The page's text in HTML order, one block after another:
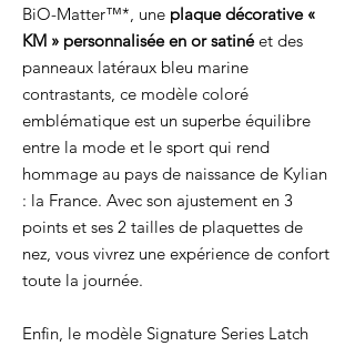
BiO-Matter™*, une plaque décorative «
KM » personnalisée en or satinéet des
panneaux latéraux bleu marine
contrastants, ce modèle coloré
emblématique est un superbe équilibre
entre la mode et le sport qui rend
hommage au pays de naissance de Kylian
: la France. Avec son ajustement en 3
points et ses 2 tailles de plaquettes de
nez, vous vivrez une expérience de confort
toute la journée.
Enfin, le modèle Signature Series Latch